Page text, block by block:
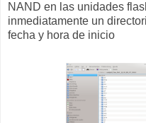
NAND en las unidades
inmediatamente un
fecha y hora de inicio